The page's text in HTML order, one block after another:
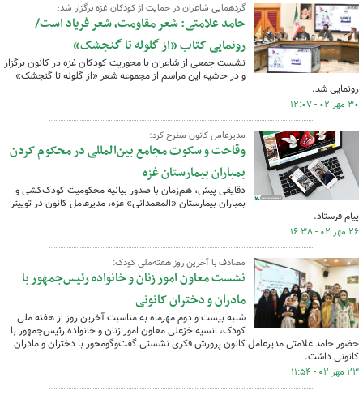
گردهمایی شاعران در حمایت از کودکان غزه برگزار شد؛
حامد علامتی: شعر مقاومت، شعر فریاد است/
رونمایی کتاب «از گلوله تا گنجشک»
نشست جمعی از شاعران با محوریت کودکان غزه در کانون برگزار
و در حاشیه این مراسم از مجموعه شعر «از گلوله تا گنجشک»
رونمایی شد.
۳۰ مهر ۰۲ - ۱۲:۰۷
مدیرعامل کانون مطرح کرد؛
وقاحت و سکوت مجامع بین‌المللی در محکوم کردن
بمباران بیمارستان غزه
دقایقی پیش، هم‌زمان با صدور بیانیه محکومیت کودک‌کشی و
بمباران بیمارستان «المعمدانی» غزه، مدیرعامل کانون در توییتر
پیام فرستاد.
۲۶ مهر ۰۲ - ۱۶:۳۸
مصادف با آخرین روز هفته‌ملی کودک:
نشست معاون امور زنان و خانواده رئیس‌جمهور با
مادران و دختران کانونی
شنبه بیست و دوم مهرماه به مناسبت آخرین روز از هفته ملی
کودک، انسیه خزعلی معاون امور زنان و خانواده رئیس‌جمهور با
حضور حامد علامتی مدیرعامل کانون پرورش فکری نشستی گفت‌وگومحور با دختران و مادران
کانونی داشت.
۲۳ مهر ۰۲ - ۱۱:۵۴